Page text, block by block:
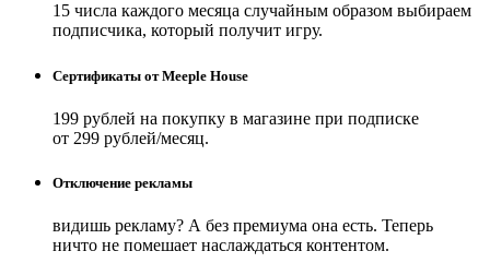
15 числа каждого месяца случайным образом выбираем
подписчика, который получит игру.
Сертификаты от Meeple House
199 рублей на покупку в магазине при подписке
от 299 рублей/месяц.
Отключение рекламы
видишь рекламу? А без премиума она есть. Теперь
ничто не помешает наслаждаться контентом.